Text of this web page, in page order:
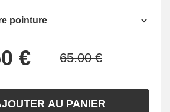
AU PANIER